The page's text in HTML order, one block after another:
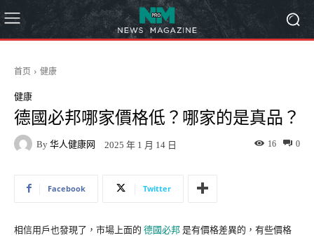
首页 健康
健康
德國必邦哪家價格低？哪家的是真品？
By 华人健康网 2025 年 1 月 14 日 0
16
Facebook Twitter
相信用戶也發現了，市場上面的 德國必邦 是有價格差異的，有些價格